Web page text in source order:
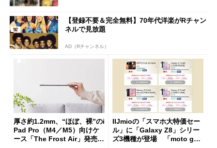
【登録不要＆完全無料】70年代洋楽がRチャン
ネルで見放題
AD（Rチャンネル）
厚さ約1.2mm、“ほぼ、裸”のi
Pad Pro（M4／M5）向けケ
ース「The Frost Air」発売
IIJmioの「スマホ大特価セー
ル」に「Galaxy Z8」シリー
ズ3機種が登場 「moto g37